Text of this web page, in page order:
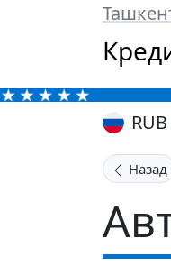
RUB
Назад